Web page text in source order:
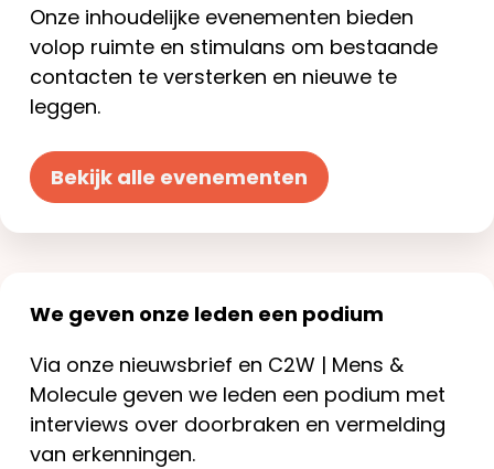
Onze inhoudelijke evenementen bieden
volop ruimte en stimulans om bestaande
contacten te versterken en nieuwe te
leggen.
Bekijk alle evenementen
We geven onze leden een podium
Via onze nieuwsbrief en C2W | Mens &
Molecule geven we leden een podium met
interviews over doorbraken en vermelding
van erkenningen.